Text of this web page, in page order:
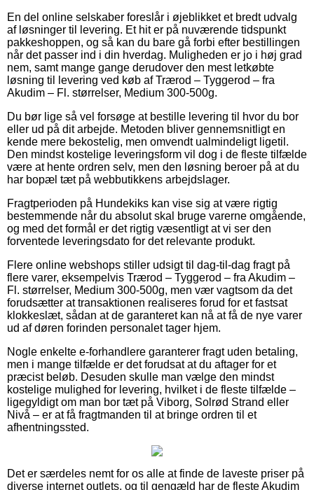
En del online selskaber foreslår i øjeblikket et bredt udvalg
af løsninger til levering. Et hit er på nuværende tidspunkt
pakkeshoppen, og så kan du bare gå forbi efter bestillingen
når det passer ind i din hverdag. Muligheden er jo i høj grad
nem, samt mange gange derudover den mest letkøbte
løsning til levering ved køb af Trærod – Tyggerod – fra
Akudim – Fl. størrelser, Medium 300-500g.
Du bør lige så vel forsøge at bestille levering til hvor du bor
eller ud på dit arbejde. Metoden bliver gennemsnitligt en
kende mere bekostelig, men omvendt ualmindeligt ligetil.
Den mindst kostelige leveringsform vil dog i de fleste tilfælde
være at hente ordren selv, men den løsning beroer på at du
har bopæl tæt på webbutikkens arbejdslager.
Fragtperioden på Hundekiks kan vise sig at være rigtig
bestemmende når du absolut skal bruge varerne omgående,
og med det formål er det rigtig væsentligt at vi ser den
forventede leveringsdato for det relevante produkt.
Flere online webshops stiller udsigt til dag-til-dag fragt på
flere varer, eksempelvis Trærod – Tyggerod – fra Akudim –
Fl. størrelser, Medium 300-500g, men vær vagtsom da det
forudsætter at transaktionen realiseres forud for et fastsat
klokkeslæt, sådan at de garanteret kan nå at få de nye varer
ud af døren forinden personalet tager hjem.
Nogle enkelte e-forhandlere garanterer fragt uden betaling,
men i mange tilfælde er det forudsat at du aftager for et
præcist beløb. Desuden skulle man vælge den mindst
kostelige mulighed for levering, hvilket i de fleste tilfælde –
ligegyldigt om man bor tæt på Viborg, Solrød Strand eller
Nivå – er at få fragtmanden til at bringe ordren til et
afhentningssted.
Det er særdeles nemt for os alle at finde de laveste priser på
diverse internet outlets, og til gengæld har de fleste Akudim